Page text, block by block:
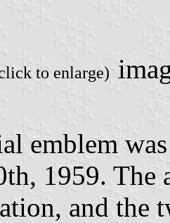
to enlarge)
emblem
1959.
and the